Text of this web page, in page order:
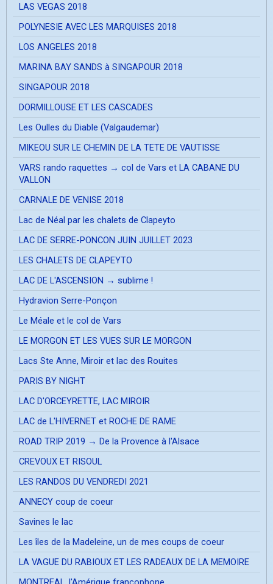
LAS VEGAS 2018
POLYNESIE AVEC LES MARQUISES 2018
LOS ANGELES 2018
MARINA BAY SANDS à SINGAPOUR 2018
SINGAPOUR 2018
DORMILLOUSE ET LES CASCADES
Les Oulles du Diable (Valgaudemar)
MIKEOU SUR LE CHEMIN DE LA TETE DE VAUTISSE
VARS rando raquettes → col de Vars et LA CABANE DU
VALLON
CARNALE DE VENISE 2018
Lac de Néal par les chalets de Clapeyto
LAC DE SERRE-PONCON JUIN JUILLET 2023
LES CHALETS DE CLAPEYTO
LAC DE L'ASCENSION → sublime !
Hydravion Serre-Ponçon
Le Méale et le col de Vars
LE MORGON ET LES VUES SUR LE MORGON
Lacs Ste Anne, Miroir et lac des Rouites
PARIS BY NIGHT
LAC D'ORCEYRETTE, LAC MIROIR
LAC de L'HIVERNET et ROCHE DE RAME
ROAD TRIP 2019 → De la Provence à l'Alsace
CREVOUX ET RISOUL
LES RANDOS DU VENDREDI 2021
ANNECY coup de coeur
Savines le lac
Les îles de la Madeleine, un de mes coups de coeur
LA VAGUE DU RABIOUX ET LES RADEAUX DE LA MEMOIRE